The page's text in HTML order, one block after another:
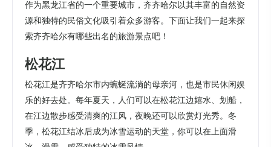
作为黑龙江省的一个重要城市，齐齐哈尔以其丰富的自然资
源和独特的民俗文化吸引着众多游客。下面让我们一起来探
索齐齐哈尔有哪些出名的旅游景点吧！
松花江
松花江是齐齐哈尔市内蜿蜒流淌的母亲河，也是市民休闲娱
乐的好去处。每年夏天，人们可以在松花江边嬉水、划船，
在江边散步感受清爽的江风，夜晚还可以欣赏灯光秀。冬
季，松花江结冰后成为冰雪运动的天堂，你可以在上面滑